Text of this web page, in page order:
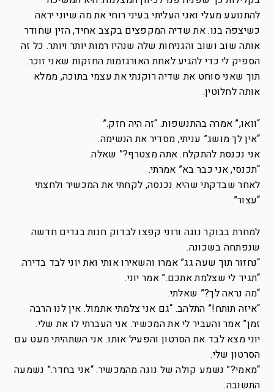
להתנועע מעלי ואני העליתי בעיני רוחי את מה שיוני יראה
כשיצפה בנו. את שדיה המקפצים בקצב אחיד, הזין שחודר
אותה שוב ושוב והגניחות שלה שנהיו רמות יותר ויותר. כל זה
הספיק לי כדי להגיע לאחת האורגזמות החזקות שאני זוכר.
תוך שאני סוחט את שדיה רוקנתי את עצמי בתוכה, ממלא
אותה לחלוטין.
“וואו,” אמרה בהתנשפות. “זה היה חזק.”
“אין לך מושג” עניתי, מסדיר את הנשימה.
אני נכנסת להתקלח. אתה מצטרף?” שאלה.
“תכנסי, אני כבר בא” אמרתי.
לאחר שבדקתי שהיא נכנסה, לקחתי את המכשיר ולחצתי
“עצור”.
למחרת בבוקר נוגה ורוני קפצו לבדוק חנות בגדים חדשה
שנפתחה בשכונה.
“נחזור תוך שעה גג” אמרו והשאירו אותי ואת יוני לבד בדירה.
“תגיד לי שצלמת אתכם.” אמר יוני.
“מה נראה לך?” שאלתי.
“איזה תותח!” התלהב. “גם אני צלמתי אתמול. אין לנו הרבה
זמן” אמר והעביר לי את המכשיר. אני העברתי לו את שלי.
יוני מצא לבד את הסרטון והפעיל אותו. אני השתהיתי מעט עם
הסרטון שלי.
“מאמי?” נשמע קולה של נוגה מהמכשיר. “אני בחדר.” נשמעה
התשובה.